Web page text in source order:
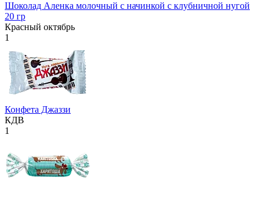
Шоколад Аленка молочный с начинкой с клубничной нугой
20 гр
Красный октябрь
1
Конфета Джаззи
КДВ
1